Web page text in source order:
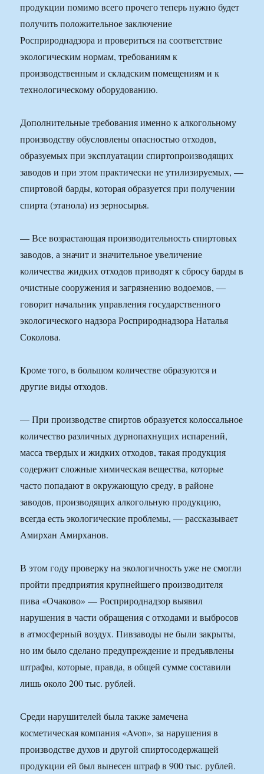
продукции помимо всего прочего теперь нужно будет
получить положительное заключение
Росприроднадзора и провериться на соответствие
экологическим нормам, требованиям к
производственным и складским помещениям и к
технологическому оборудованию.
Дополнительные требования именно к алкогольному
производству обусловлены опасностью отходов,
образуемых при эксплуатации спиртопроизводящих
заводов и при этом практически не утилизируемых, —
спиртовой барды, которая образуется при получении
спирта (этанола) из зерносырья.
— Все возрастающая производительность спиртовых
заводов, а значит и значительное увеличение
количества жидких отходов приводят к сбросу барды в
очистные сооружения и загрязнению водоемов, —
говорит начальник управления государственного
экологического надзора Росприроднадзора Наталья
Соколова.
Кроме того, в большом количестве образуются и
другие виды отходов.
— При производстве спиртов образуется колоссальное
количество различных дурнопахнущих испарений,
масса твердых и жидких отходов, такая продукция
содержит сложные химическая вещества, которые
часто попадают в окружающую среду, в районе
заводов, производящих алкогольную продукцию,
всегда есть экологические проблемы, — рассказывает
Амирхан Амирханов.
В этом году проверку на экологичность уже не смогли
пройти предприятия крупнейшего производителя
пива «Очаково» — Росприроднадзор выявил
нарушения в части обращения с отходами и выбросов
в атмосферный воздух. Пивзаводы не были закрыты,
но им было сделано предупреждение и предъявлены
штрафы, которые, правда, в общей сумме составили
лишь около 200 тыс. рублей.
Среди нарушителей была также замечена
косметическая компания «Avon», за нарушения в
производстве духов и другой спиртосодержащей
продукции ей был вынесен штраф в 900 тыс. рублей.